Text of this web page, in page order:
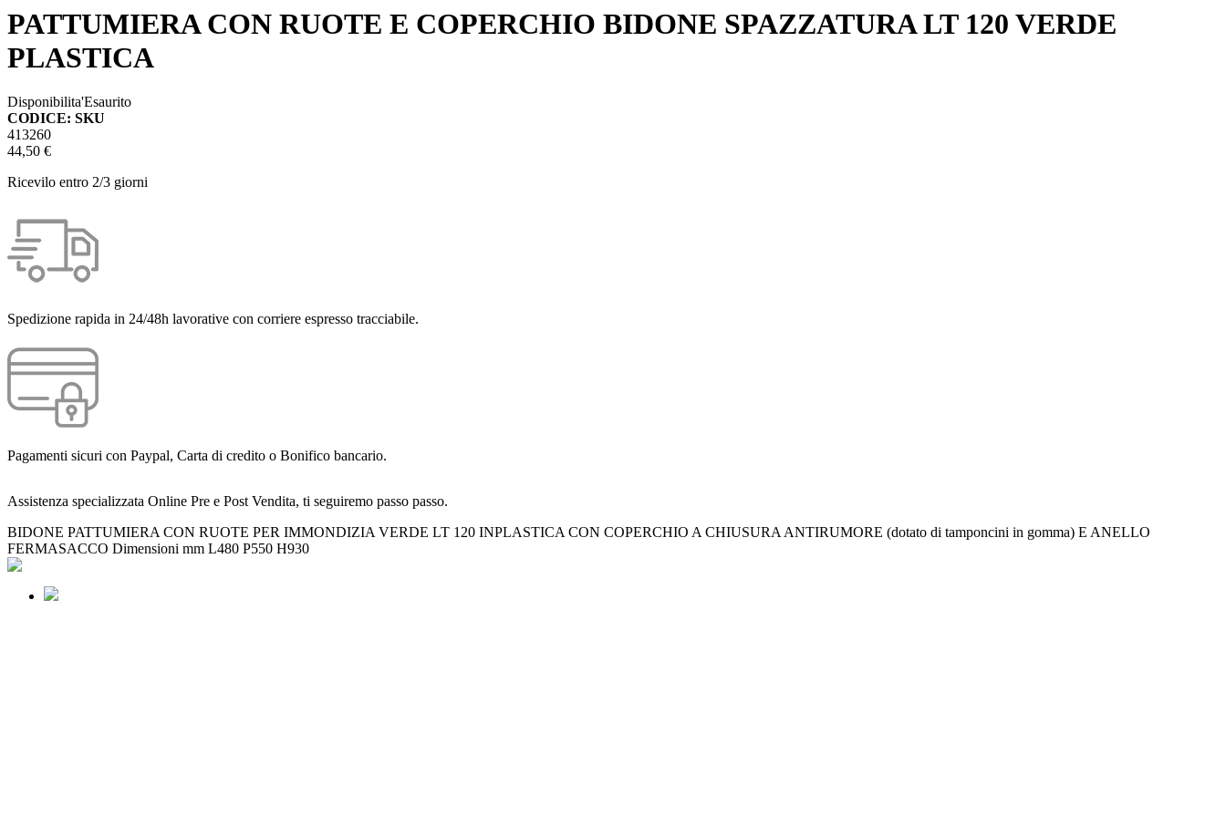
PATTUMIERA CON RUOTE E COPERCHIO BIDONE SPAZZATURA LT 120 VERDE
PLASTICA
Disponibilita'Esaurito
CODICE: SKU
413260
44,50 €
Ricevilo entro 2/3 giorni
Spedizione rapida in 24/48h lavorative con corriere espresso tracciabile.
Pagamenti sicuri con Paypal, Carta di credito o Bonifico bancario.
Assistenza specializzata Online Pre e Post Vendita, ti seguiremo passo passo.
BIDONE PATTUMIERA CON RUOTE PER IMMONDIZIA VERDE LT 120 INPLASTICA CON COPERCHIO A CHIUSURA ANTIRUMORE (dotato di tamponcini in gomma) E ANELLO
FERMASACCO Dimensioni mm L480 P550 H930